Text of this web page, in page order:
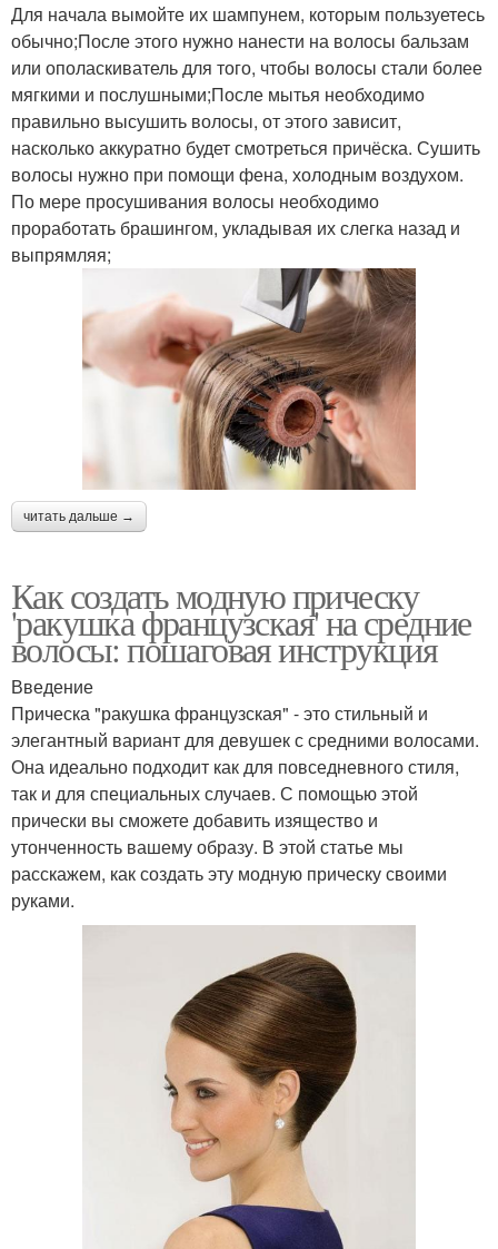
Для начала вымойте их шампунем, которым пользуетесь
обычно;После этого нужно нанести на волосы бальзам
или ополаскиватель для того, чтобы волосы стали более
мягкими и послушными;После мытья необходимо
правильно высушить волосы, от этого зависит,
насколько аккуратно будет смотреться причёска. Сушить
волосы нужно при помощи фена, холодным воздухом.
По мере просушивания волосы необходимо
проработать брашингом, укладывая их слегка назад и
выпрямляя;
читать дальше →
Как создать модную прическу
'ракушка французская' на средние
волосы: пошаговая инструкция
Введение
Прическа "ракушка французская" - это стильный и
элегантный вариант для девушек с средними волосами.
Она идеально подходит как для повседневного стиля,
так и для специальных случаев. С помощью этой
прически вы сможете добавить изящество и
утонченность вашему образу. В этой статье мы
расскажем, как создать эту модную прическу своими
руками.